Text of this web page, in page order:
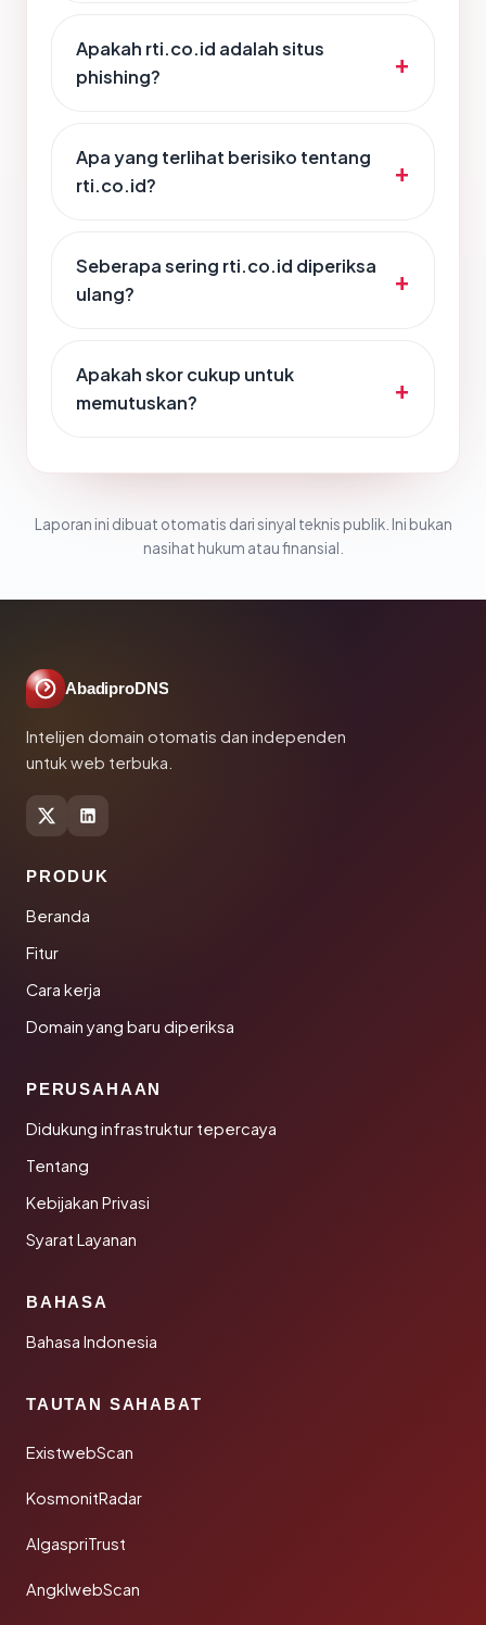
Apakah rti.co.id adalah situs
phishing?
Apa yang terlihat berisiko tentang
rti.co.id?
Seberapa sering rti.co.id diperiksa
ulang?
Apakah skor cukup untuk
memutuskan?
Laporan ini dibuat otomatis dari sinyal teknis publik. Ini bukan
nasihat hukum atau finansial.
AbadiproDNS
Intelijen domain otomatis dan independen
untuk web terbuka.
PRODUK
Beranda
Fitur
Cara kerja
Domain yang baru diperiksa
PERUSAHAAN
Didukung infrastruktur tepercaya
Tentang
Kebijakan Privasi
Syarat Layanan
BAHASA
Bahasa Indonesia
TAUTAN SAHABAT
ExistwebScan
KosmonitRadar
AlgaspriTrust
AngklwebScan